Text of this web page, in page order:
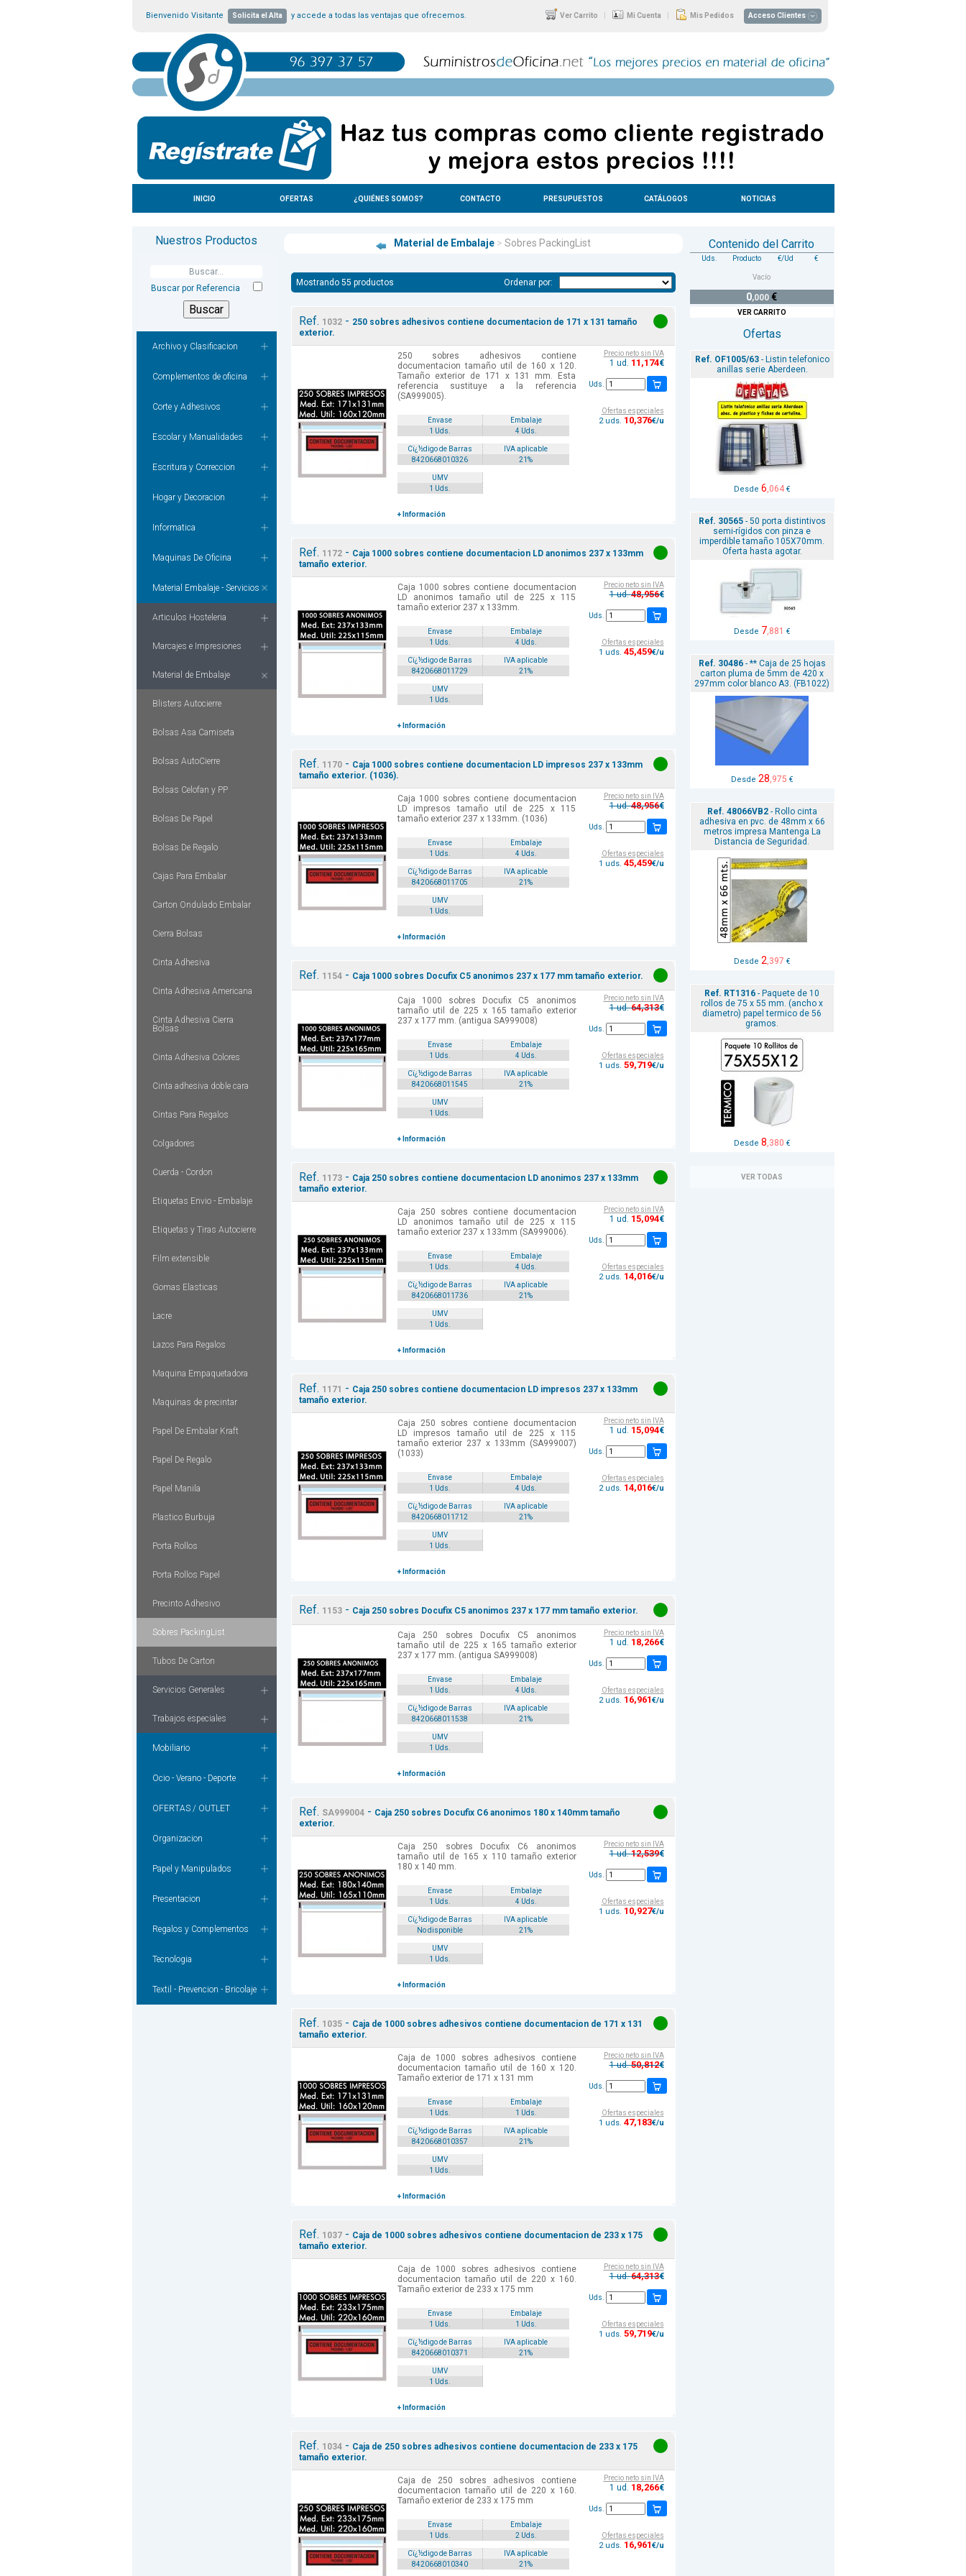
Bienvenido Visitante Solicita el Alta y accede a todas las ventajas que ofrecemos. Ver Carrito | Mi Cuenta | Mis Pedidos Acceso Clientes
INICIO OFERTAS ¿QUIÉNES SOMOS? CONTACTO PRESUPUESTOS CATÁLOGOS NOTICIAS
Nuestros Productos
Buscar por Referencia
Archivo y Clasificacion
Complementos de oficina
Corte y Adhesivos
Escolar y Manualidades
Escritura y Correccion
Hogar y Decoracion
Informatica
Maquinas De Oficina
Material Embalaje - Servicios
Articulos Hosteleria
Marcajes e Impresiones
Material de Embalaje
Blisters Autocierre
Bolsas Asa Camiseta
Bolsas AutoCierre
Bolsas Celofan y PP
Bolsas De Papel
Bolsas De Regalo
Cajas Para Embalar
Carton Ondulado Embalar
Cierra Bolsas
Cinta Adhesiva
Cinta Adhesiva Americana
Cinta Adhesiva Cierra
Bolsas
Cinta Adhesiva Colores
Cinta adhesiva doble cara
Cintas Para Regalos
Colgadores
Cuerda - Cordon
Etiquetas Envio - Embalaje
Etiquetas y Tiras Autocierre
Film extensible
Gomas Elasticas
Lacre
Lazos Para Regalos
Maquina Empaquetadora
Maquinas de precintar
Papel De Embalar Kraft
Papel De Regalo
Papel Manila
Plastico Burbuja
Porta Rollos
Porta Rollos Papel
Precinto Adhesivo
Sobres PackingList
Tubos De Carton
Servicios Generales
Trabajos especiales
Mobiliario
Ocio - Verano - Deporte
OFERTAS / OUTLET
Organizacion
Papel y Manipulados
Presentacion
Regalos y Complementos
Tecnologia
Textil - Prevencion - Bricolaje
Material de Embalaje > Sobres PackingList
Mostrando 55 productos Ordenar por:
Ref. 1032- 250 sobres adhesivos contiene documentacion de 171 x 131 tamaño
exterior.
250 sobres adhesivos contiene
documentacion tamaño util de 160 x 120.
Tamaño exterior de 171 x 131 mm. Esta
referencia sustituye a la referencia
(SA999005).
Envase
Embalaje
1 Uds.
4 Uds.
Cï¿½digo de Barras
IVA aplicable
8420668010326
21%
UMV
1 Uds.
+ Información
Precio neto sin IVA
1 ud. 11 ,174€
Uds.
Ofertas especiales
2 uds. 10,376€/u
Ref. 1172- Caja 1000 sobres contiene documentacion LD anonimos 237 x 133mm
tamaño exterior.
Caja 1000 sobres contiene documentacion
LD anonimos tamaño util de 225 x 115
tamaño exterior 237 x 133mm.
Envase
Embalaje
1 Uds.
4 Uds.
Cï¿½digo de Barras
IVA aplicable
8420668011729
21%
UMV
1 Uds.
+ Información
Precio neto sin IVA
1 ud.48,956€
Uds.
Ofertas especiales
1 uds. 45,459€/u
Ref. 1170- Caja 1000 sobres contiene documentacion LD impresos 237 x 133mm
tamaño exterior. (1036).
Caja 1000 sobres contiene documentacion
LD impresos tamaño util de 225 x 115
tamaño exterior 237 x 133mm. (1036)
Envase
Embalaje
1 Uds.
4 Uds.
Cï¿½digo de Barras
IVA aplicable
8420668011705
21%
UMV
1 Uds.
+ Información
Precio neto sin IVA
1 ud.48,956€
Uds.
Ofertas especiales
1 uds. 45,459€/u
Ref. 1154- Caja 1000 sobres Docufix C5 anonimos 237 x 177 mm tamaño exterior.
Caja 1000 sobres Docufix C5 anonimos
tamaño util de 225 x 165 tamaño exterior
237 x 177 mm. (antigua SA999008)
Envase
Embalaje
1 Uds.
4 Uds.
Cï¿½digo de Barras
IVA aplicable
8420668011545
21%
UMV
1 Uds.
+ Información
Precio neto sin IVA
1 ud.64,313€
Uds.
Ofertas especiales
1 uds. 59,719€/u
Ref. 1173- Caja 250 sobres contiene documentacion LD anonimos 237 x 133mm
tamaño exterior.
Caja 250 sobres contiene documentacion
LD anonimos tamaño util de 225 x 115
tamaño exterior 237 x 133mm (SA999006).
Envase
Embalaje
1 Uds.
4 Uds.
Cï¿½digo de Barras
IVA aplicable
8420668011736
21%
UMV
1 Uds.
+ Información
Precio neto sin IVA
1 ud. 15,094€
Uds.
Ofertas especiales
2 uds. 14,016€/u
Ref. 1171 - Caja 250 sobres contiene documentacion LD impresos 237 x 133mm
tamaño exterior.
Caja 250 sobres contiene documentacion
LD impresos tamaño util de 225 x 115
tamaño exterior 237 x 133mm (SA999007)
(1033)
Envase
Embalaje
1 Uds.
4 Uds.
Cï¿½digo de Barras
IVA aplicable
8420668011712
21%
UMV
1 Uds.
+ Información
Precio neto sin IVA
1 ud. 15,094€
Uds.
Ofertas especiales
2 uds. 14,016€/u
Ref. 1153- Caja 250 sobres Docufix C5 anonimos 237 x 177 mm tamaño exterior.
Caja 250 sobres Docufix C5 anonimos
tamaño util de 225 x 165 tamaño exterior
237 x 177 mm. (antigua SA999008)
Envase
Embalaje
1 Uds.
4 Uds.
Cï¿½digo de Barras
IVA aplicable
8420668011538
21%
UMV
1 Uds.
+ Información
Precio neto sin IVA
1 ud. 18,266€
Uds.
Ofertas especiales
2 uds. 16,961€/u
Ref. SA999004- Caja 250 sobres Docufix C6 anonimos 180 x 140mm tamaño
exterior.
Caja 250 sobres Docufix C6 anonimos
tamaño util de 165 x 110 tamaño exterior
180 x 140 mm.
Envase
Embalaje
1 Uds.
4 Uds.
Cï¿½digo de Barras
IVA aplicable
No disponible
21%
UMV
1 Uds.
+ Información
Precio neto sin IVA
1 ud.12,539€
Uds.
Ofertas especiales
1 uds. 10,927€/u
Ref. 1035- Caja de 1000 sobres adhesivos contiene documentacion de 171 x 131
tamaño exterior.
Caja de 1000 sobres adhesivos contiene
documentacion tamaño util de 160 x 120.
Tamaño exterior de 171 x 131 mm
Envase
Embalaje
1 Uds.
1 Uds.
Cï¿½digo de Barras
IVA aplicable
8420668010357
21%
UMV
1 Uds.
+ Información
Precio neto sin IVA
1 ud.50,812€
Uds.
Ofertas especiales
1 uds. 47,183€/u
Ref. 1037- Caja de 1000 sobres adhesivos contiene documentacion de 233 x 175
tamaño exterior.
Caja de 1000 sobres adhesivos contiene
documentacion tamaño util de 220 x 160.
Tamaño exterior de 233 x 175 mm
Envase
Embalaje
1 Uds.
1 Uds.
Cï¿½digo de Barras
IVA aplicable
8420668010371
21%
UMV
1 Uds.
+ Información
Precio neto sin IVA
1 ud.64,313€
Uds.
Ofertas especiales
1 uds. 59,719€/u
Ref. 1034- Caja de 250 sobres adhesivos contiene documentacion de 233 x 175
tamaño exterior.
Caja de 250 sobres adhesivos contiene
documentacion tamaño util de 220 x 160.
Tamaño exterior de 233 x 175 mm
Envase
Embalaje
1 Uds.
2 Uds.
Cï¿½digo de Barras
IVA aplicable
8420668010340
21%
Precio neto sin IVA
1 ud. 18,266€
Uds.
Ofertas especiales
2 uds. 16,961€/u
Contenido del Carrito
Uds. Producto €/Ud €
Vacío
0,000 €
VER CARRITO
Ofertas
Ref. OF1005/63- Listin telefonico
anillas serie Aberdeen.
Desde 6,064€
Ref. 30565- 50 porta distintivos
semi-rígidos con pinza e
imperdible tamaño 105X70mm.
Oferta hasta agotar.
Desde 7,881 €
Ref. 30486- ** Caja de 25 hojas
carton pluma de 5mm de 420 x
297mm color blanco A3. (FB1022)
Desde 28,975 €
Ref. 48066VB2- Rollo cinta
adhesiva en pvc. de 48mm x 66
metros impresa Mantenga La
Distancia de Seguridad.
Desde 2,397 €
Ref. RT1316 - Paquete de 10
rollos de 75 x 55 mm. (ancho x
diametro) papel termico de 56
gramos.
Desde 8,380 €
VER TODAS